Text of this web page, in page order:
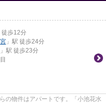
徒歩12分
」駅 徒歩24分
」駅 徒歩23分
の物件はアパートです。「小池花水